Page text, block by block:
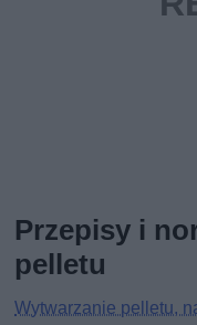
Przepisy i
pelletu
Wytwarzanie pelletu,